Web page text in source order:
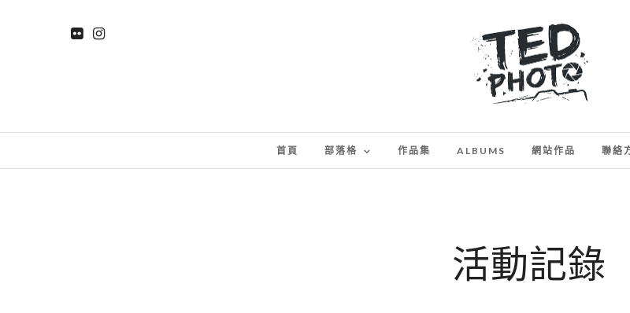
首頁 部落格 作品集 ALBUMS 網站作品 聯絡
活動記錄